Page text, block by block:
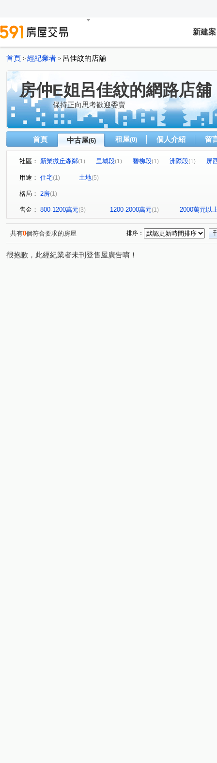
新建案
首頁 > 經紀業者 > 呂佳紋的店舖
房仲E姐呂佳紋的網路店舖
保持正向思考歡迎委賣
首頁 中古屋(6) 租屋(0) 個人介紹 留
社區： 新業微丘森鄰(1) 里城段(1) 碧柳段(1) 洲際段(1) 屏
用途： 住宅(1) 土地(5)
格局： 2房(1)
售金： 800-1200萬元(3) 1200-2000萬元(1) 2000萬元以
共有0個符合要求的房屋 排序：
很抱歉，此經紀業者未刊登售屋廣告唷！